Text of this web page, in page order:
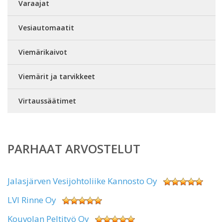
Varaajat
Vesiautomaatit
Viemärikaivot
Viemärit ja tarvikkeet
Virtaussäätimet
PARHAAT ARVOSTELUT
Jalasjärven Vesijohtoliike Kannosto Oy
LVI Rinne Oy
Kouvolan Peltityö Oy